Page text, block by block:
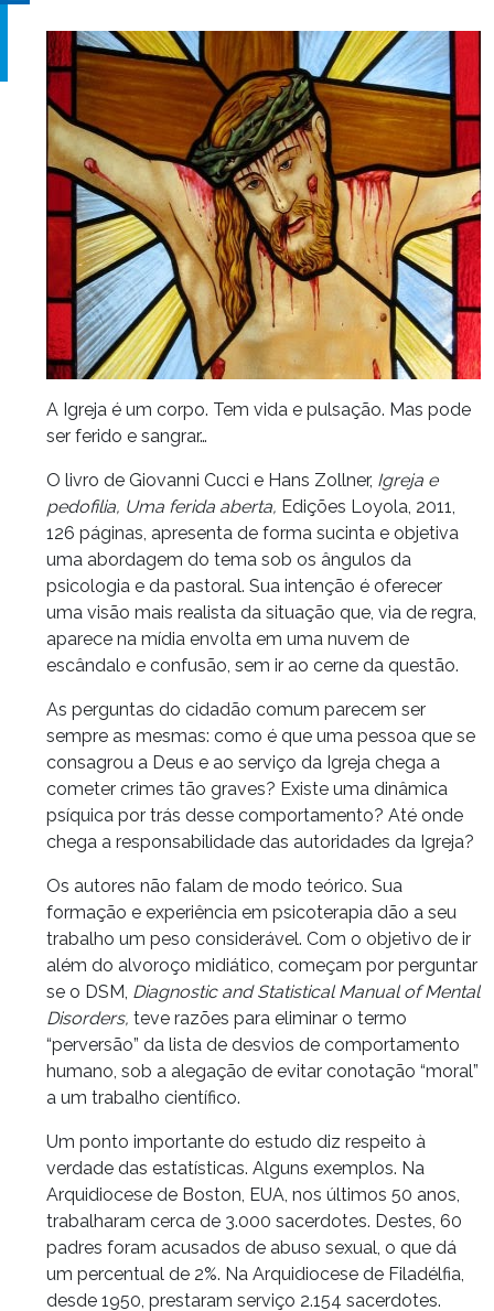
A Igreja é um corpo. Tem vida e pulsação. Mas pode
ser ferido e sangrar…
O livro de Giovanni Cucci e Hans Zollner, Igreja e
pedofilia, Uma ferida aberta, Edições Loyola, 2011,
126 páginas, apresenta de forma sucinta e objetiva
uma abordagem do tema sob os ângulos da
psicologia e da pastoral. Sua intenção é oferecer
uma visão mais realista da situação que, via de regra,
aparece na mídia envolta em uma nuvem de
escândalo e confusão, sem ir ao cerne da questão.
As perguntas do cidadão comum parecem ser
sempre as mesmas: como é que uma pessoa que se
consagrou a Deus e ao serviço da Igreja chega a
cometer crimes tão graves? Existe uma dinâmica
psíquica por trás desse comportamento? Até onde
chega a responsabilidade das autoridades da Igreja?
Os autores não falam de modo teórico. Sua
formação e experiência em psicoterapia dão a seu
trabalho um peso considerável. Com o objetivo de ir
além do alvoroço midiático, começam por perguntar
se o DSM, Diagnostic and Statistical Manual of Mental
Disorders, teve razões para eliminar o termo
“perversão” da lista de desvios de comportamento
humano, sob a alegação de evitar conotação “moral”
a um trabalho científico.
Um ponto importante do estudo diz respeito à
verdade das estatísticas. Alguns exemplos. Na
Arquidiocese de Boston, EUA, nos últimos 50 anos,
trabalharam cerca de 3.000 sacerdotes. Destes, 60
padres foram acusados de abuso sexual, o que dá
um percentual de 2%. Na Arquidiocese de Filadélfia,
desde 1950, prestaram serviço 2.154 sacerdotes.